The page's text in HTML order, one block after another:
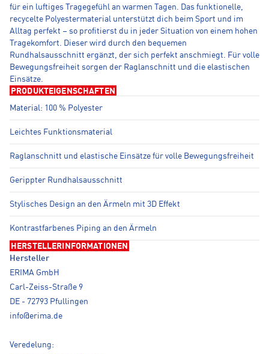
für ein luftiges Tragegefühl an warmen Tagen. Das funktionelle,
recycelte Polyestermaterial unterstützt dich beim Sport und im
Alltag perfekt – so profitierst du in jeder Situation von einem hohen
Tragekomfort. Dieser wird durch den bequemen
Rundhalsausschnitt ergänzt, der sich perfekt anschmiegt. Für volle
Bewegungsfreiheit sorgen der Raglanschnitt und die elastischen
Einsätze.
PRODUKTEIGENSCHAFTEN
Material: 100 % Polyester
Leichtes Funktionsmaterial
Raglanschnitt und elastische Einsätze für volle Bewegungsfreiheit
Gerippter Rundhalsausschnitt
Stylisches Design an den Ärmeln mit 3D Effekt
Kontrastfarbenes Piping an den Ärmeln
HERSTELLERINFORMATIONEN
Hersteller
ERIMA GmbH
Carl-Zeiss-Straße 9
DE - 72793 Pfullingen
info@erima.de
Veredelung: